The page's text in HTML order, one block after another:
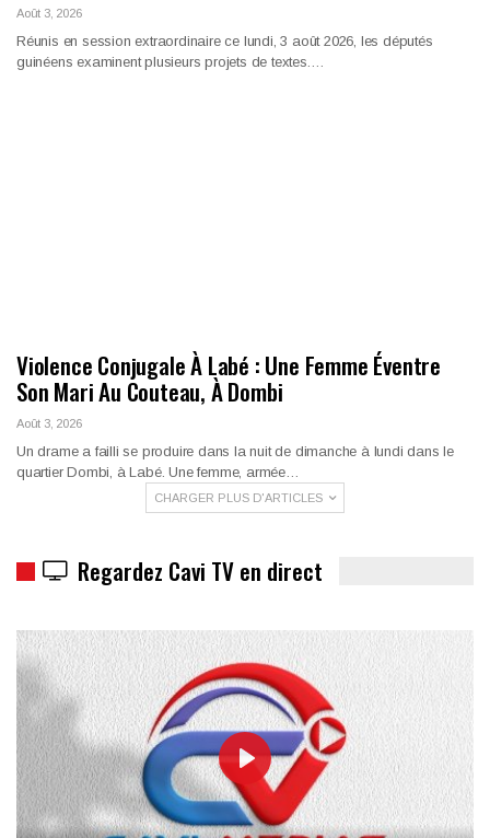
Août 3, 2026
Réunis en session extraordinaire ce lundi, 3 août 2026, les députés
guinéens examinent plusieurs projets de textes.…
Violence Conjugale À Labé : Une Femme Éventre
Son Mari Au Couteau, À Dombi
Août 3, 2026
Un drame a failli se produire dans la nuit de dimanche à lundi dans le
quartier Dombi, à Labé. Une femme, armée…
CHARGER PLUS D'ARTICLES
Regardez Cavi TV en direct
PLAY